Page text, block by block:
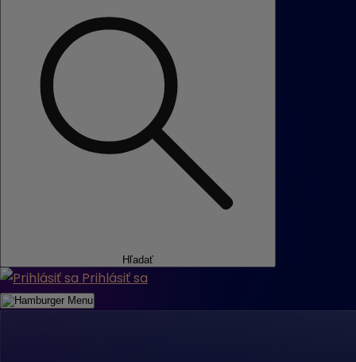
Hľadať
Prihlásiť sa
Menu